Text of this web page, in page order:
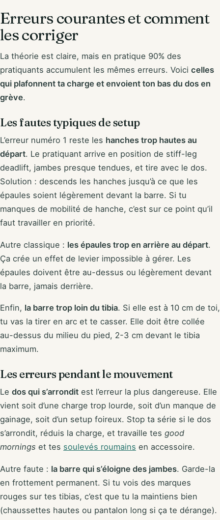
Erreurs courantes et comment
les corriger
La théorie est claire, mais en pratique 90% des
pratiquants accumulent les mêmes erreurs. Voici celles
qui plafonnent ta charge et envoient ton bas du dos en
grève.
Les fautes typiques de setup
L’erreur numéro 1 reste les hanches trop hautes au
départ. Le pratiquant arrive en position de stiff-leg
deadlift, jambes presque tendues, et tire avec le dos.
Solution : descends les hanches jusqu’à ce que les
épaules soient légèrement devant la barre. Si tu
manques de mobilité de hanche, c’est sur ce point qu’il
faut travailler en priorité.
Autre classique : les épaules trop en arrière au départ.
Ça crée un effet de levier impossible à gérer. Les
épaules doivent être au-dessus ou légèrement devant
la barre, jamais derrière.
Enfin, la barre trop loin du tibia. Si elle est à 10 cm de toi,
tu vas la tirer en arc et te casser. Elle doit être collée
au-dessus du milieu du pied, 2-3 cm devant le tibia
maximum.
Les erreurs pendant le mouvement
Le dos qui s’arrondit est l’erreur la plus dangereuse. Elle
vient soit d’une charge trop lourde, soit d’un manque de
gainage, soit d’un setup foireux. Stop ta série si le dos
s’arrondit, réduis la charge, et travaille tes good
mornings et tes soulevés roumains en accessoire.
Autre faute : la barre qui s’éloigne des jambes. Garde-la
en frottement permanent. Si tu vois des marques
rouges sur tes tibias, c’est que tu la maintiens bien
(chaussettes hautes ou pantalon long si ça te dérange).